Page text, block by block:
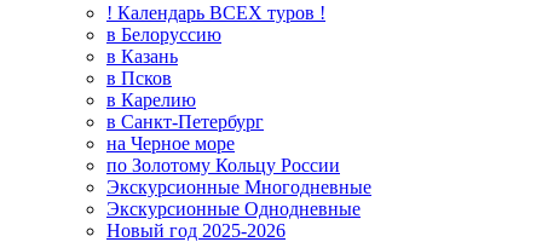
! Календарь ВСЕХ туров !
в Белоруссию
в Казань
в Псков
в Карелию
в Санкт-Петербург
на Черное море
по Золотому Кольцу России
Экскурсионные Многодневные
Экскурсионные Однодневные
Новый год 2025-2026